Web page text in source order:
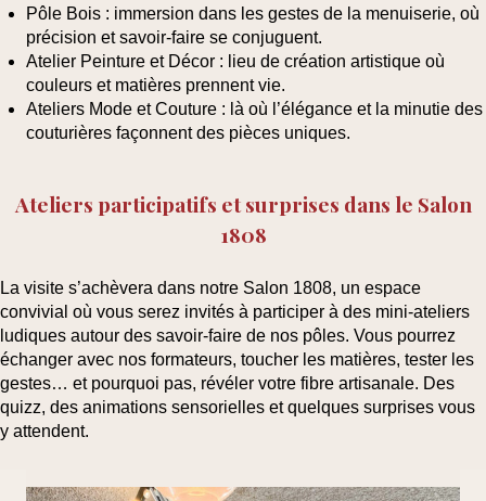
Pôle Bois : immersion dans les gestes de la menuiserie, où
précision et savoir-faire se conjuguent.
Atelier Peinture et Décor : lieu de création artistique où
couleurs et matières prennent vie.
Ateliers Mode et Couture : là où l’élégance et la minutie des
couturières façonnent des pièces uniques.
Ateliers participatifs et surprises dans le Salon
1808
La visite s’achèvera dans notre Salon 1808, un espace
convivial où vous serez invités à participer à des mini-ateliers
ludiques autour des savoir-faire de nos pôles. Vous pourrez
échanger avec nos formateurs, toucher les matières, tester les
gestes… et pourquoi pas, révéler votre fibre artisanale. Des
quizz, des animations sensorielles et quelques surprises vous
y attendent.